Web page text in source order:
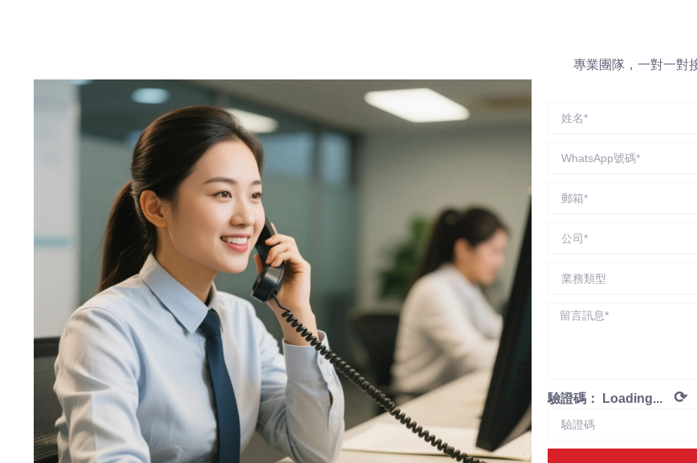
專業團隊，一對一對
驗證碼： Loading... ⟳